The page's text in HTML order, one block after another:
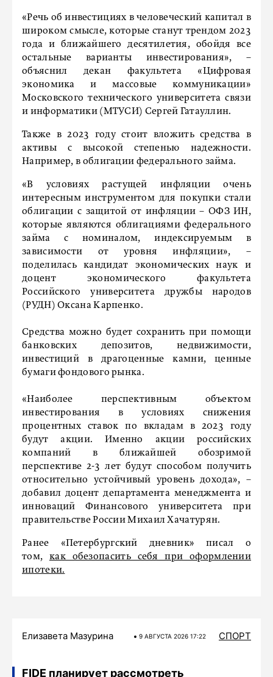
«Речь об инвестициях в человеческий капитал в
широком смысле, которые станут трендом 2023
года и ближайшего десятилетия, обойдя все
остальные варианты инвестирования», –
объяснил декан факультета «Цифровая
экономика и массовые коммуникации»
Московского технического университета связи
и информатики (МТУСИ) Сергей Гатауллин.
Также в 2023 году стоит вложить средства в
активы с высокой степенью надежности.
Например, в облигации федерального займа.
«В условиях растущей инфляции очень
интересным инструментом для покупки стали
облигации с защитой от инфляции – ОФЗ ИН,
которые являются облигациями федерального
займа с номиналом, индексируемым в
зависимости от уровня инфляции», –
поделилась кандидат экономических наук и
доцент экономического факультета
Российского университета дружбы народов
(РУДН) Оксана Карпенко.
Средства можно будет сохранить при помощи
банковских депозитов, недвижимости,
инвестиций в драгоценные камни, ценные
бумаги фондового рынка.
«Наиболее перспективным объектом
инвестирования в условиях снижения
процентных ставок по вкладам в 2023 году
будут акции. Именно акции российских
компаний в ближайшей обозримой
перспективе 2-3 лет будут способом получить
относительно устойчивый уровень дохода», –
добавил доцент департамента менеджмента и
инноваций Финансового университета при
правительстве России Михаил Хачатурян.
Ранее «Петербургский дневник» писал о
том, как обезопасить себя при оформлении
ипотеки.
Елизавета Мазурина 9 АВГУСТА 2026 17:22 СПОРТ
FIDE планирует рассмотреть